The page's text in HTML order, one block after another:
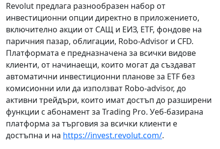
Revolut предлага разнообразен набор от
инвестиционни опции директно в приложението,
включително акции от САЩ и ЕИЗ, ETF, фондове на
паричния пазар, облигации, Robo-Advisor и CFD.
Платформата е предназначена за всички видове
клиенти, от начинаещи, които могат да създават
автоматични инвестиционни планове за ETF без
комисионни или да използват Robo-advisor, до
активни трейдъри, които имат достъп до разширени
функции с абонамент за Trading Pro. Уеб-базирана
платформа за търговия за всички клиенти е
достъпна и на https://invest.revolut.com/.